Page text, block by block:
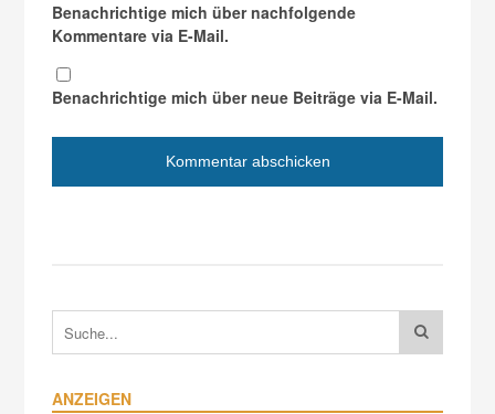
Benachrichtige mich über nachfolgende
Kommentare via E-Mail.
Benachrichtige mich über neue Beiträge via E-Mail.
ANZEIGEN